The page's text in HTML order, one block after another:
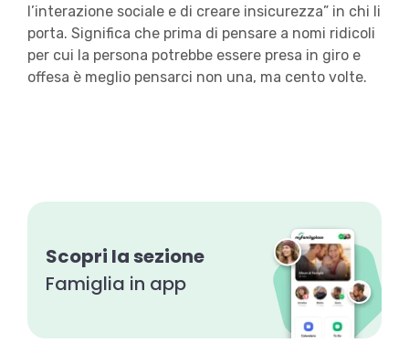
l’interazione sociale e di creare insicurezza” in chi li
porta. Significa che prima di pensare a nomi ridicoli
per cui la persona potrebbe essere presa in giro e
offesa è meglio pensarci non una, ma cento volte.
Scopri la sezione
Famiglia in app